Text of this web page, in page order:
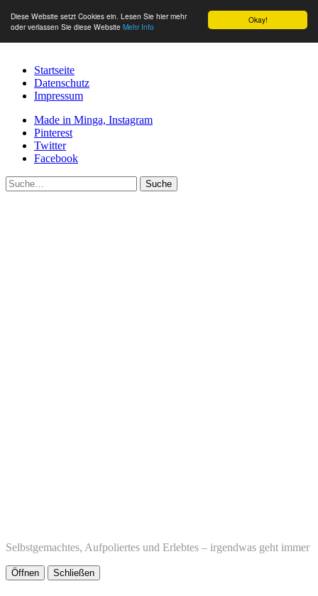
Okay!
Diese Website setzt Cookies ein. Lesen Sie hier mehr
oder verlassen Sie diese Website Mehr Info
Startseite
Datenschutz
Impressum
Made in Minga, Instagram
Pinterest
Twitter
Facebook
Suche
Selbstgemachtes, Aufpoliertes und Erlebtes – irgendwas geht immer
Öffnen Schließen